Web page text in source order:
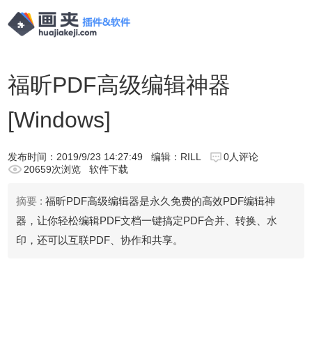
福昕PDF高级编辑神器
[Windows]
发布时间： 2019/9/23 14:27:49 编辑：RILL
0人评论
20659次浏览
软件下载
摘要 : 福昕PDF高级编辑器是永久免费的高效PDF编辑神
器，让你轻松编辑PDF文档一键搞定PDF合并、转换、水
印，还可以互联PDF、协作和共享。